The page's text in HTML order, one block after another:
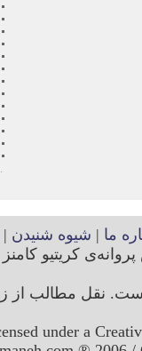
ما | شیوه شنیدن
کریتیو کامنز
نقل مطالب از
under a